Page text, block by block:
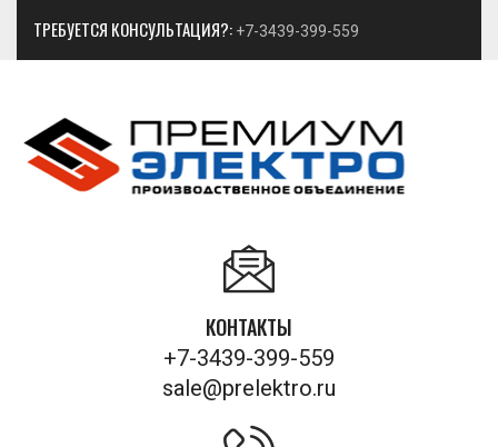
ТРЕБУЕТСЯ КОНСУЛЬТАЦИЯ?: +7-3439-399-559
КОНТАКТЫ
+7-3439-399-559
sale@prelektro.ru